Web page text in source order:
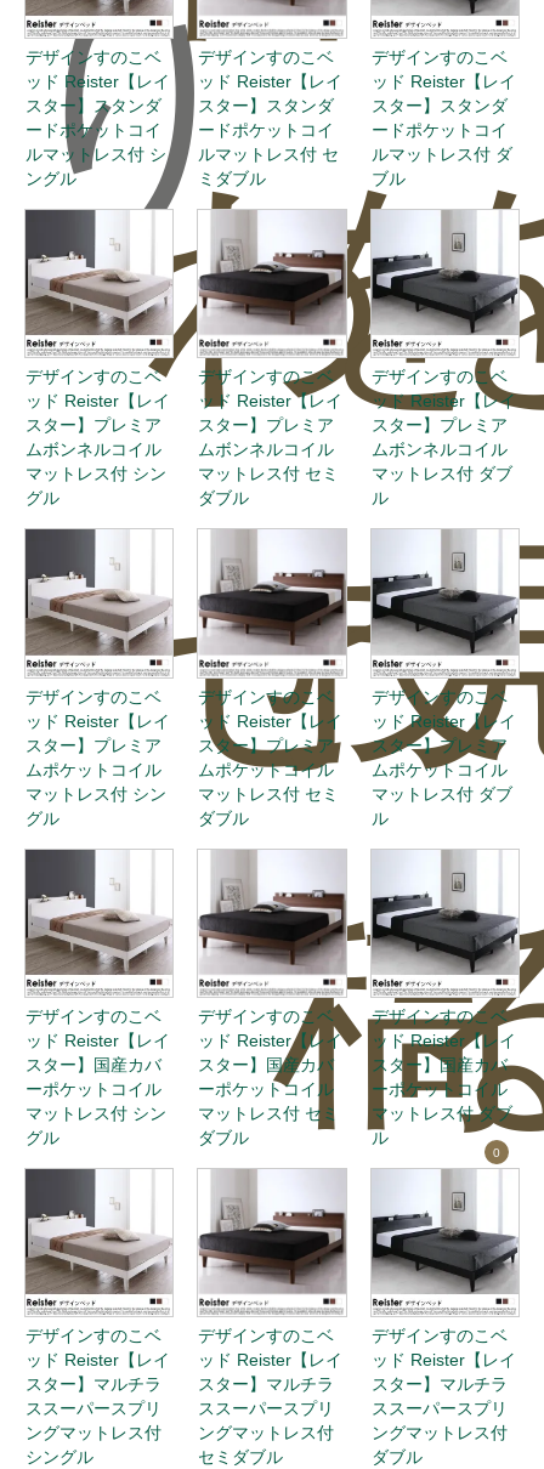
り
わ
せ
を
投
稿
0
デザインすのこベ
ッド Reister【レイ
スター】スタンダ
ードポケットコイ
ルマットレス付 シ
ングル
デザインすのこベ
ッド Reister【レイ
スター】スタンダ
ードポケットコイ
ルマットレス付 セ
ミダブル
デザインすのこベ
ッド Reister【レイ
スター】スタンダ
ードポケットコイ
ルマットレス付 ダ
ブル
デザインすのこベ
ッド Reister【レイ
スター】プレミア
ムボンネルコイル
マットレス付 シン
グル
デザインすのこベ
ッド Reister【レイ
スター】プレミア
ムボンネルコイル
マットレス付 セミ
ダブル
デザインすのこベ
ッド Reister【レイ
スター】プレミア
ムボンネルコイル
マットレス付 ダブ
ル
デザインすのこベ
ッド Reister【レイ
スター】プレミア
ムポケットコイル
マットレス付 シン
グル
デザインすのこベ
ッド Reister【レイ
スター】プレミア
ムポケットコイル
マットレス付 セミ
ダブル
デザインすのこベ
ッド Reister【レイ
スター】プレミア
ムポケットコイル
マットレス付 ダブ
ル
デザインすのこベ
ッド Reister【レイ
スター】国産カバ
ーポケットコイル
マットレス付 シン
グル
デザインすのこベ
ッド Reister【レイ
スター】国産カバ
ーポケットコイル
マットレス付 セミ
ダブル
デザインすのこベ
ッド Reister【レイ
スター】国産カバ
ーポケットコイル
マットレス付 ダブ
ル
デザインすのこベ
ッド Reister【レイ
スター】マルチラ
ススーパースプリ
ングマットレス付
シングル
デザインすのこベ
ッド Reister【レイ
スター】マルチラ
ススーパースプリ
ングマットレス付
セミダブル
デザインすのこベ
ッド Reister【レイ
スター】マルチラ
ススーパースプリ
ングマットレス付
ダブル